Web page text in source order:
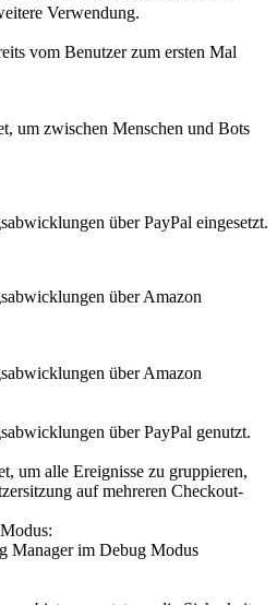
Verwendung.
vom Benutzer zum ersten Mal
um zwischen Menschen und Bots
über PayPal eingesetzt.
über Amazon
über Amazon
über PayPal genutzt.
um alle Ereignisse zu gruppieren,
auf mehreren Checkout-
Manager im Debug Modus